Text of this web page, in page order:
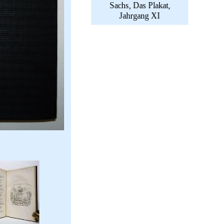
Sachs, Das Plakat,
Jahrgang XI